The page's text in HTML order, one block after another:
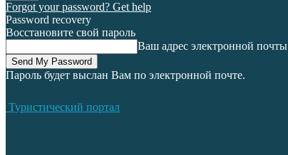
Forgot your password? Get help
Password recovery
Восстановите свой пароль
Ваш адрес электронной почты
Пароль будет выслан Вам по электронной почте.
Туристический портал